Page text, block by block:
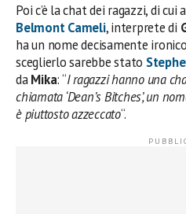
Poi c’è la chat dei ragazzi, di
Belmont Cameli, interprete di
ha un nome decisamente
sceglierlo sarebbe stato
daMika: “I ragazzi hanno una
chiamata ‘Dean’s Bitches’, un
è piuttosto azzeccato“.